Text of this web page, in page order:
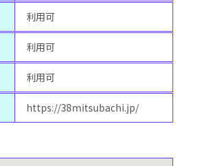
利用可
利用可
利用可
https://38mitsubachi.jp/